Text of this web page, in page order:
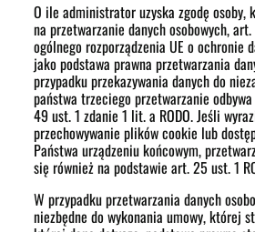
O ile administrator uzyska zgodę osoby,
na przetwarzanie danych osobowych,
ogólnego rozporządzenia UE o ochronie
jako podstawa prawna przetwarzania
przypadku przekazywania danych do
państwa trzeciego przetwarzanie
49 ust. 1 zdanie 1 lit. a RODO. Jeśli
przechowywanie plików cookie lub
Państwa urządzeniu końcowym,
się również na podstawie art. 25 ust. 1
W przypadku przetwarzania danych
niezbędne do wykonania umowy, której